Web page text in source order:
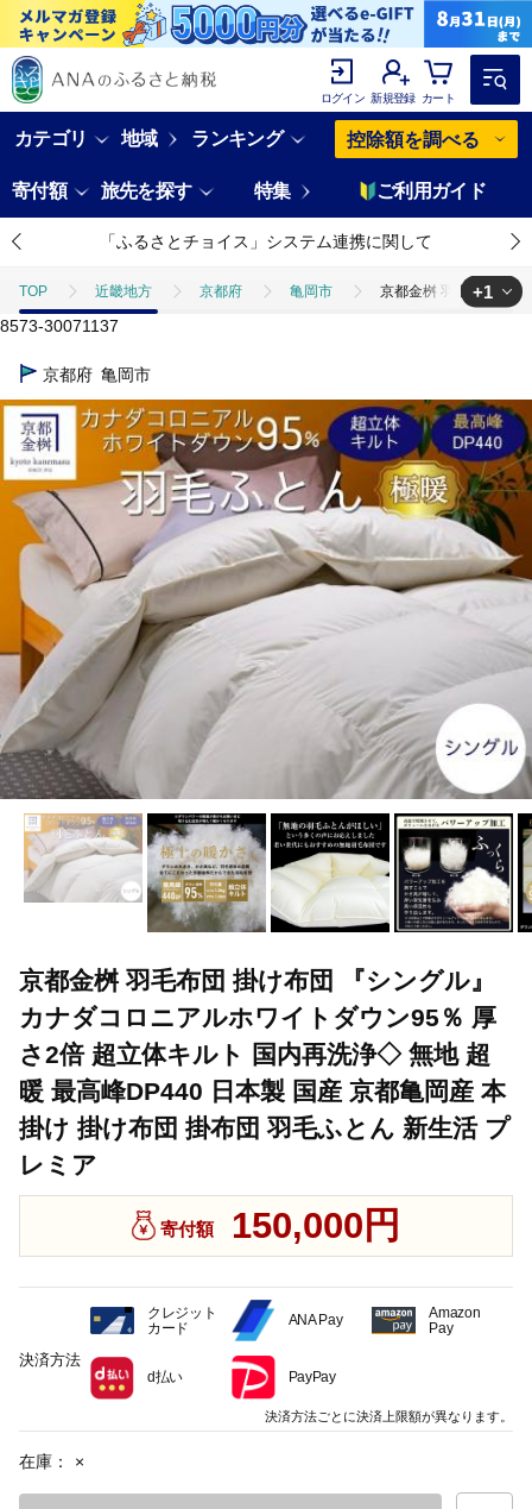
ログイン 新規登録 カート
カテゴリ 地域 ランキング 控除額を調べる
寄付額 旅先を探す 特集 ご利用ガイド
「ふるさとチョイス」システム連携に関して
TOP 近畿地方 京都府 亀岡市 京都金桝 羽毛布団 掛
TOP 日用品・雑貨
+1
8573-30071137
京都府 亀岡市
京都金桝 羽毛布団 掛け布団 『シングル』
カナダコロニアルホワイトダウン95％ 厚
さ2倍 超立体キルト 国内再洗浄◇ 無地 超
暖 最高峰DP440 日本製 国産 京都亀岡産 本
掛け 掛け布団 掛布団 羽毛ふとん 新生活 プ
レミア
寄付額 150,000円
在庫： ×
決済方法
クレジット
カード
ANA Pay
Amazon
Pay
d払い PayPay
決済方法ごとに決済上限額が異なります。